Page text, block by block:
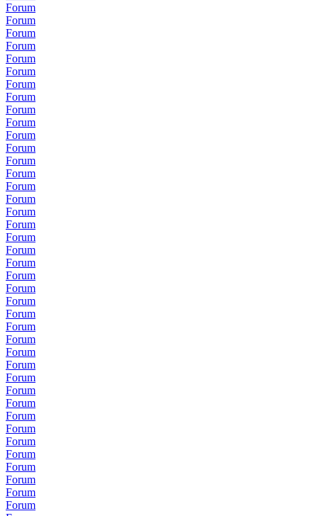
Forum
Forum
Forum
Forum
Forum
Forum
Forum
Forum
Forum
Forum
Forum
Forum
Forum
Forum
Forum
Forum
Forum
Forum
Forum
Forum
Forum
Forum
Forum
Forum
Forum
Forum
Forum
Forum
Forum
Forum
Forum
Forum
Forum
Forum
Forum
Forum
Forum
Forum
Forum
Forum